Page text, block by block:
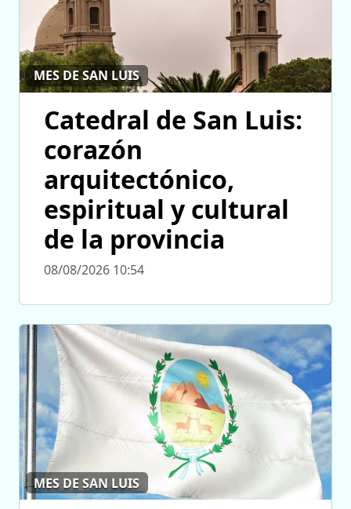
MES DE SAN LUIS
Catedral de San Luis:
corazón
arquitectónico,
espiritual y cultural
de la provincia
08/08/2026 10:54
MES DE SAN LUIS